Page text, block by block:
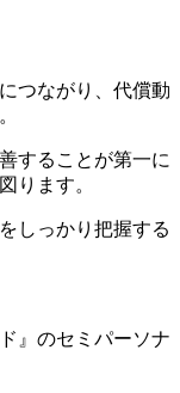
つながり、代償動
することが第一に
ります。
しっかり把握する
』のセミパーソナ